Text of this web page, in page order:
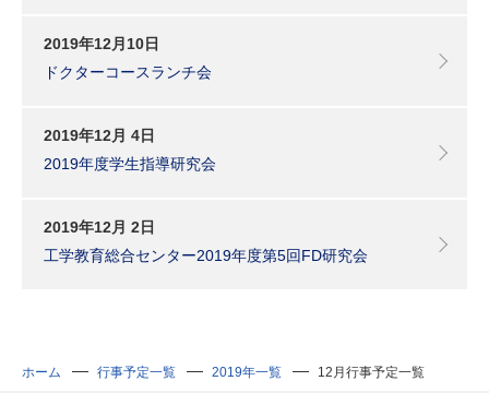
2019年12月10日
ドクターコースランチ会
2019年12月 4日
2019年度学生指導研究会
2019年12月 2日
工学教育総合センター2019年度第5回FD研究会
ホーム 行事予定一覧 2019年一覧 12月行事予定一覧